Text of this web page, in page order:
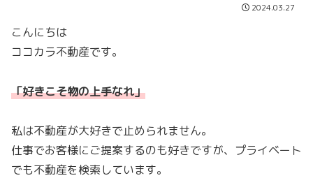
2024.03.27
こんにちは
ココカラ不動産です。
「好きこそ物の上手なれ」
私は不動産が大好きで止められません。
仕事でお客様にご提案するのも好きですが、プライベート
でも不動産を検索しています。